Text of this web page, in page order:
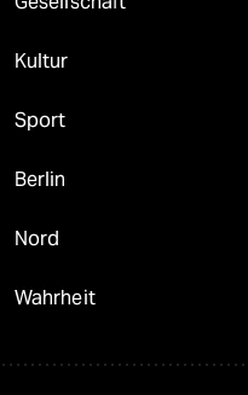
Kultur
Sport
Berlin
Nord
Wahrheit